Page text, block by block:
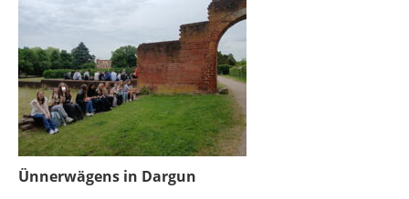
Ünnerwägens in Dargun